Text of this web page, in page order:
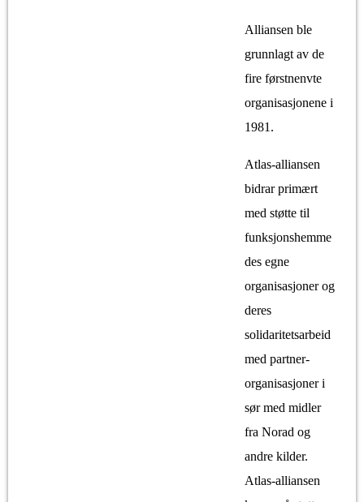
Alliansen ble
grunnlagt av de
fire førstnenvte
organisasjonene i
1981.
Atlas-alliansen
bidrar primært
med støtte til
funksjonshemme
des egne
organisasjoner og
deres
solidaritetsarbeid
med partner­
organisasjoner i
sør med midler
fra Norad og
andre kilder.
Atlas-alliansen